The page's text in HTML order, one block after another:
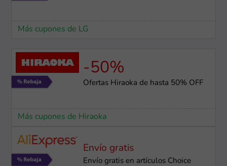
Más cupones de LG
-50%
Ofertas Hiraoka de hasta 50% OFF
Más cupones de Hiraoka
Envío gratis
Envío gratis en artículos Choice